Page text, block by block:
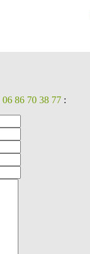
06 86 70 38 77 :